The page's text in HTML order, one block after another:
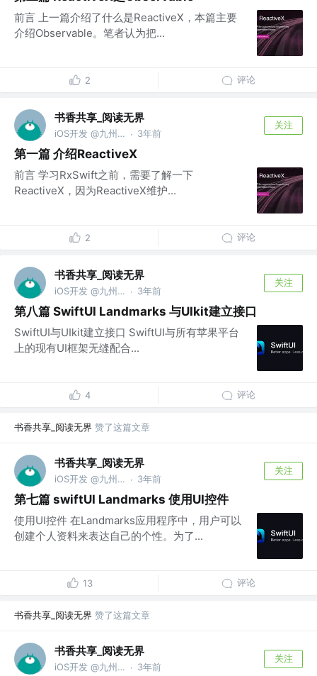
前言 上一篇介绍了什么是ReactiveX，本篇主要
介绍Observable。笔者认为把...
2 评论
书香共享_阅读无界
iOS开发 @九州文化 · 3年前
关注
第一篇 介绍ReactiveX
前言 学习RxSwift之前，需要了解一下
ReactiveX，因为ReactiveX维护...
2 评论
书香共享_阅读无界
iOS开发 @九州文化 · 3年前
关注
第八篇 SwiftUI Landmarks 与UIkit建立接口
SwiftUI与UIkit建立接口 SwiftUI与所有苹果平台
上的现有UI框架无缝配合...
4 评论
书香共享_阅读无界 赞了这篇文章
书香共享_阅读无界
iOS开发 @九州文化 · 3年前
关注
第七篇 swiftUI Landmarks 使用UI控件
使用UI控件 在Landmarks应用程序中，用户可以
创建个人资料来表达自己的个性。为了...
13 评论
书香共享_阅读无界 赞了这篇文章
书香共享_阅读无界
iOS开发 @九州文化 · 3年前
关注